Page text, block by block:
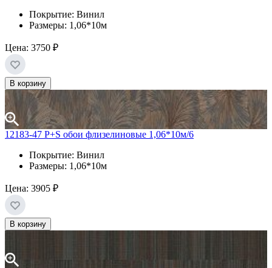
Покрытие: Винил
Размеры: 1,06*10м
Цена: 3750 ₽
В корзину
12183-47 P+S обои флизелиновые 1,06*10м/6
Покрытие: Винил
Размеры: 1,06*10м
Цена: 3905 ₽
В корзину